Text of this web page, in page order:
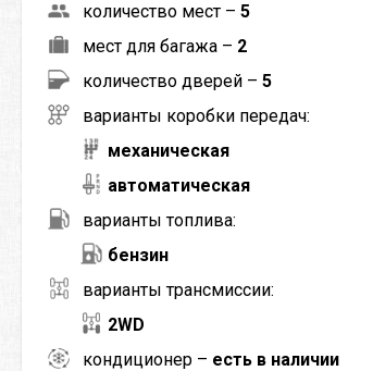
количество мест – 5
мест для багажа – 2
количество дверей – 5
варианты коробки передач:
механическая
автоматическая
варианты топлива:
бензин
варианты трансмиссии:
2WD
кондиционер – есть в наличии